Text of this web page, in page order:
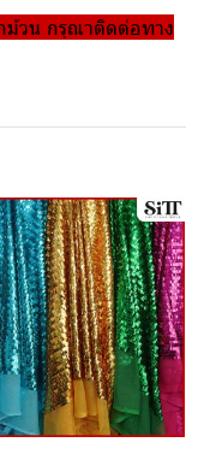
ม้วน กรุณาติดต่อทาง